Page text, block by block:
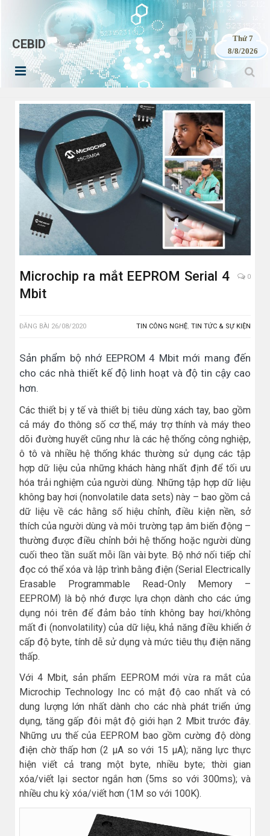
CEBID
Thứ 7
8/8/2026
Microchip ra mắt EEPROM Serial 4
Mbit
0
ĐĂNG BÀI 26/08/2020 TIN CÔNG NGHỆ, TIN TỨC & SỰ KIỆN
Sản phẩm bộ nhớ EEPROM 4 Mbit mới mang đến
cho các nhà thiết kế độ linh hoạt và độ tin cậy cao
hơn.
Các thiết bị y tế và thiết bị tiêu dùng xách tay, bao gồm
cả máy đo thông số cơ thể, máy trợ thính và máy theo
dõi đường huyết cũng như là các hệ thống công nghiệp,
ô tô và nhiều hệ thống khác thường sử dụng các tập
hợp dữ liệu của những khách hàng nhất định để tối ưu
hóa trải nghiệm của người dùng. Những tập hợp dữ liệu
không bay hơi (nonvolatile data sets) này – bao gồm cả
dữ liệu về các hằng số hiệu chỉnh, điều kiện nền, sở
thích của người dùng và môi trường tạp âm biến động –
thường được điều chỉnh bởi hệ thống hoặc người dùng
cuối theo tần suất mỗi lần vài byte. Bộ nhớ nối tiếp chỉ
đọc có thể xóa và lập trình bằng điện (Serial Electrically
Erasable Programmable Read-Only Memory –
EEPROM) là bộ nhớ được lựa chọn dành cho các ứng
dụng nói trên để đảm bảo tính không bay hơi/không
mất đi (nonvolatility) của dữ liệu, khả năng điều khiển ở
cấp độ byte, tính dễ sử dụng và mức tiêu thụ điện năng
thấp.
Với 4 Mbit, sản phẩm EEPROM mới vừa ra mắt của
Microchip Technology Inc có mật độ cao nhất và có
dung lượng lớn nhất dành cho các nhà phát triển ứng
dụng, tăng gấp đôi mật độ giới hạn 2 Mbit trước đây.
Những ưu thế của EEPROM bao gồm cường độ dòng
điện chờ thấp hơn (2 µA so với 15 µA); năng lực thực
hiện viết cả trang một byte, nhiều byte; thời gian
xóa/viết lại sector ngắn hơn (5ms so với 300ms); và
nhiều chu kỳ xóa/viết hơn (1M so với 100K).